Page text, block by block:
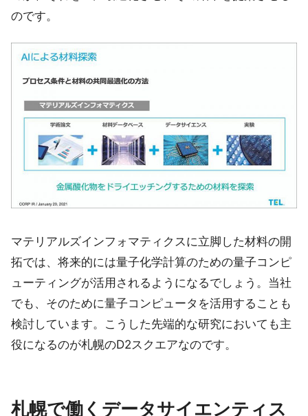
のです。
マテリアルズインフォマティクスに立脚した材料の開
拓では、将来的には量子化学計算のための量子コンピ
ューティングが活用されるようになるでしょう。当社
でも、そのために量子コンピュータを活用することも
検討しています。こうした先端的な研究においても主
役になるのが札幌のD2スクエアなのです。
札幌で働くデータサイエンティス